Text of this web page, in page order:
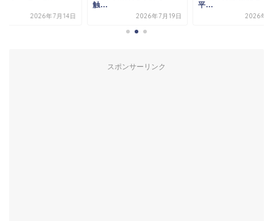
2026年7月14日
触...
2026年7月19日
平...
2026年5
スポンサーリンク